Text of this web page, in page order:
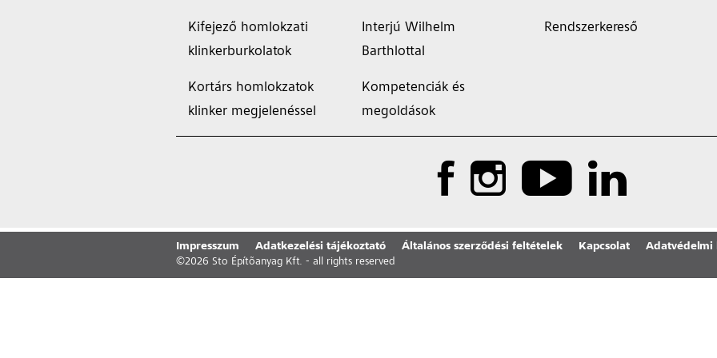
Kifejező homlokzati
klinkerburkolatok
Kortárs homlokzatok
klinker megjelenéssel
Interjú Wilhelm
Barthlottal
Kompetenciák és
megoldások
Rendszerkereső
Impresszum Adatkezelési tájékoztató Általános szerződési feltételek Kapcsolat
Adatvédelmi
©2026 Sto Építõanyag Kft. - all rights reserved